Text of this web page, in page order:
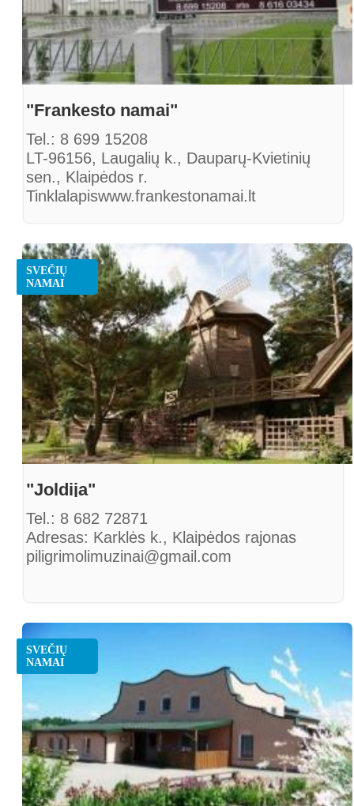
"Frankesto namai"
Tel.: 8 699 15208
LT-96156, Laugalių k., Dauparų-Kvietinių
sen., Klaipėdos r.
Tinklalapiswww.frankestonamai.lt
SVEČIŲ
NAMAI
"Joldija"
Tel.: 8 682 72871
Adresas: Karklės k., Klaipėdos rajonas
piligrimolimuzinai@gmail.com
SVEČIŲ
NAMAI